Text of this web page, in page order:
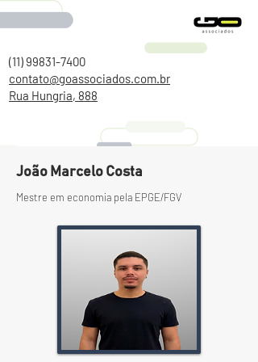
(11) 99831-7400
contato@goassociados.com.br
Rua Hungria, 888
João Marcelo Costa
Mestre em economia pela EPGE/FGV